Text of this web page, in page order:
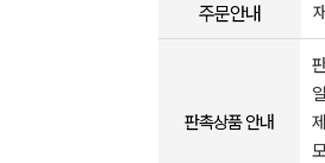
주문안내
판촉상품 안내